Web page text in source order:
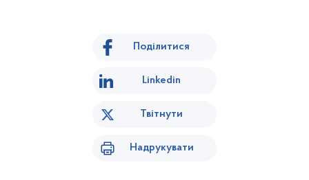
Поділитися
Linkedin
Твітнути
Надрукувати